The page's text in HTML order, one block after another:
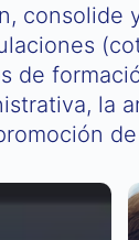
consolide
de
la